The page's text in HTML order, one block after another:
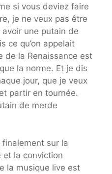
si vous deviez faire
je ne veux pas être
une putain de
ce qu’on appelait
de la Renaissance est
la norme. Et je dis
jour, que je veux
partir en tournée.
de merde
sur la
et la conviction
la musique live est